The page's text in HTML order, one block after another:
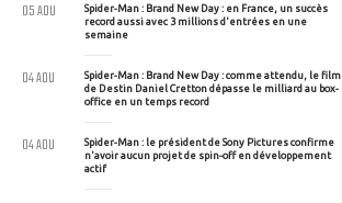
Spider-Man : Brand New Day : en France, un succès
record aussi avec 3 millions d'entrées en une
semaine
05 AOU
Spider-Man : Brand New Day : comme attendu, le film
de Destin Daniel Cretton dépasse le milliard au box-
office en un temps record
04 AOU
Spider-Man : le président de Sony Pictures confirme
n'avoir aucun projet de spin-off en développement
actif
04 AOU